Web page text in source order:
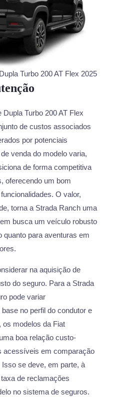
Turbo 200 AT Flex 2025
Turbo 200 AT Flex
de custos associados
por potenciais
venda do modelo varia,
de forma competitiva
oferecendo um bom
O valor,
torna a Strada Ranch uma
busca um veículo robusto
quanto para aventuras em
na aquisição de
do seguro. Para a Strada
pode variar
no perfil do condutor e
os modelos da Fiat
boa relação custo-
acessíveis em comparação
se deve, em parte, à
de reclamações
no sistema de seguros.